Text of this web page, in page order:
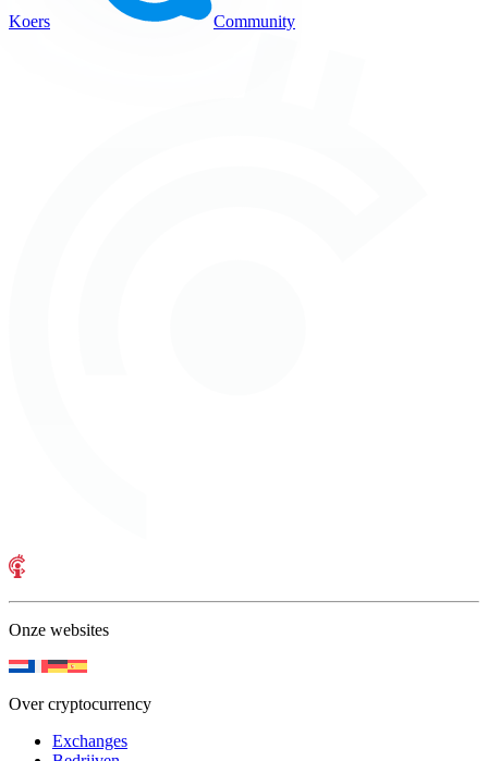
Koers Community
Onze websites
Over cryptocurrency
Exchanges